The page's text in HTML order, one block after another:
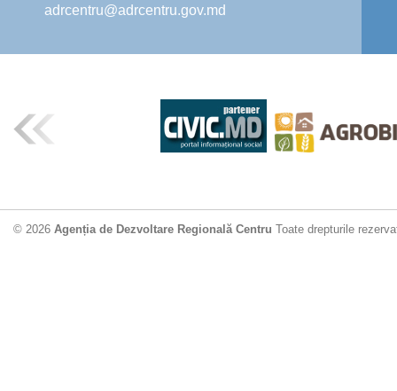
adrcentru@adrcentru.gov.md
© 2026 Agenția de Dezvoltare Regională Centru Toate drepturile